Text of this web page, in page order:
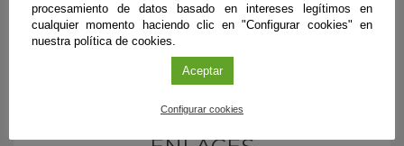
Exposición de 34 paneles de mujeres científicas realizados
por las docentes de la Facultad de Ciencias de la
procesamiento de datos basado en intereses legítimos en
cualquier momento haciendo clic en "Configurar cookies" en
nuestra política de cookies.
Aceptar
Configurar cookies